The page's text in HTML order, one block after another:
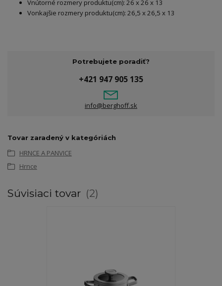
Vnútorné rozmery produktu(cm): 26 x 26 x 13
Vonkajšie rozmery produktu(cm): 26,5 x 26,5 x 13
Potrebujete poradiť?
+421 947 905 135
info@berghoff.sk
Tovar zaradený v kategóriách
HRNCE A PANVICE
Hrnce
Súvisiaci tovar 2